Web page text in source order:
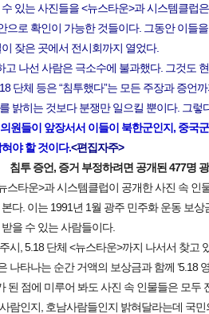
있는 사진들을 <뉴스타운>과 시스템클럽
으로 확인이 가능한 것들이다. 그동안 이들
잦은 곳에서 전시회까지 열었다.
고 나선 사람은 극소수에 불과했다. 그것도
단체 등은 “침투했다”는 모든 주장과 증언
밝히는 것보다 분쟁만 일으킬 뿐이다. 그렇
원들이 앞장서서 이들이 북한군인지, 중국
야 할 것이다.<편집자주>
침투 증언, 증거 부정하려면 공개된 477명
스타운>과 시스템클럽이 공개한 사진 속
다. 이는 1991년 1월 광주 민주화 운동 보
을 수 있는 사람들이다.
시, 5.18 단체 <뉴스타운>까지 나서서 찾고
나타나는 순간 거액의 보상금과 함께 ‘5.18
된 점에 미루어 봐도 사진 속 인물들은 모두
람인지, 호남사람들인지 밝혀달라는데 국